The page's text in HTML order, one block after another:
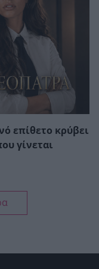
επίθετο κρύβει
γίνεται